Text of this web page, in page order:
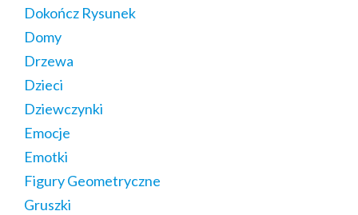
Dokończ Rysunek
Domy
Drzewa
Dzieci
Dziewczynki
Emocje
Emotki
Figury Geometryczne
Gruszki